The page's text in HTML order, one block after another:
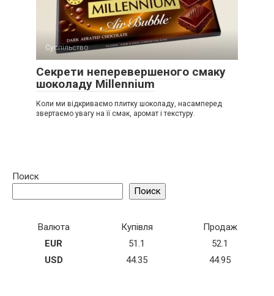
Суспільство
Секрети неперевершеного смаку
шоколаду Millennium
Коли ми відкриваємо плитку шоколаду, насамперед
звертаємо увагу на її смак, аромат і текстуру.
Поиск
Поиск
Валюта Купівля
Продаж
EUR
51.1
52.1
USD
44.35 44.95